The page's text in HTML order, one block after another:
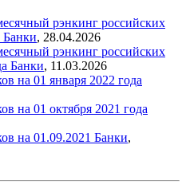
рэнкинг российских
Банки, 28.04.2026
рэнкинг российских
Банки, 11.03.2026
на 01 января 2022 года
на 01 октября 2021 года
на 01.09.2021 Банки,